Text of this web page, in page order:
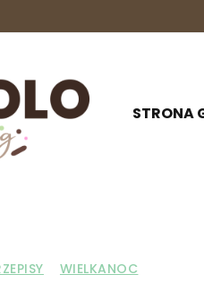
STRONA
WIELKANOC